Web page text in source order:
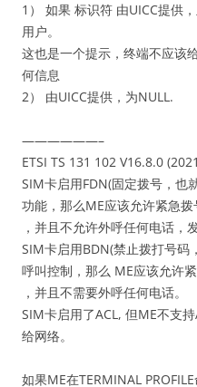
1） 如果 标识符 由UICC提供
用户。
这也是一个提示，终端不应该
何信息
2） 由UICC提供，为NULL.
——————–
ETSI TS 131 102 V16.8.0
SIM卡启用FDN(固定拨号，也
功能，那么ME应该允许紧急拨
，并且不允许外呼任何电话，
SIM卡启用BDN(禁止拨打号码
呼叫控制，那么 ME应该允许
，并且不需要外呼任何电话。
SIM卡启用了ACL, 但ME不支
给网络。
如果ME在TERMINAL